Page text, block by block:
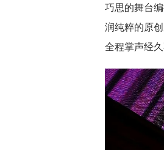
巧思的舞台
润纯粹的原
全程掌声经